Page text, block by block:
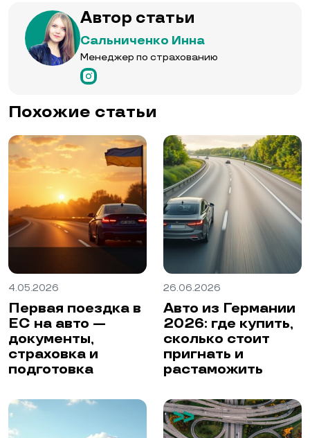
Автор статьи
Сальниченко Инна
Менеджер по страхованию
Похожие статьи
4.05.2026
Первая поездка в
ЕС на авто —
документы,
страховка и
подготовка
26.06.2026
Авто из Германии
2026: где купить,
сколько стоит
пригнать и
растаможить